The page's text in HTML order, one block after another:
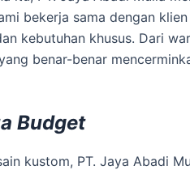
bekerja sama dengan
kebutuhan khusus. Dari
benar-benar
Budget
kustom, PT. Jaya Abadi